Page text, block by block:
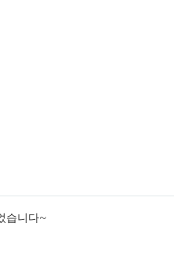
습니다~